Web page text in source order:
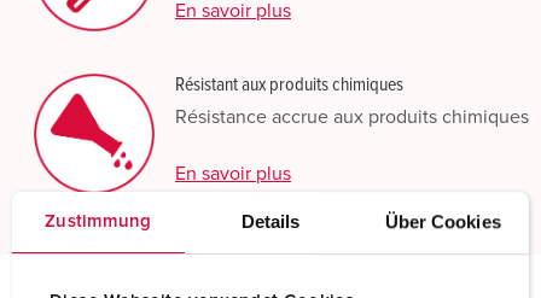
Zustimmung Details Über Cookies
En savoir plus
Résistant aux produits chimiques
Résistance accrue aux produits chimiques
En savoir plus